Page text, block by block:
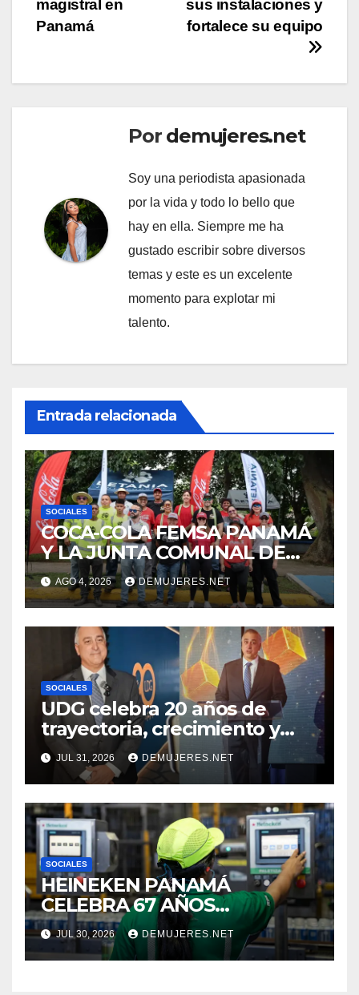
sus instalaciones y
fortalece su equipo
magistral en
Panamá
Por demujeres.net
Soy una periodista apasionada
por la vida y todo lo bello que
hay en ella. Siempre me ha
gustado escribir sobre diversos
temas y este es un excelente
momento para explotar mi
talento.
Entrada relacionada
SOCIALES
COCA-COLA FEMSA PANAMÁ
Y LA JUNTA COMUNAL DE
BETANIA IMPULSAN
JORNADA DE LIMPIEZA
PARA FORTALECER EL
CUIDADO DE LOS ESPACIOS
COMUNITARIOS
AGO 4, 2026 DEMUJERES.NET
SOCIALES
UDG celebra 20 años de
trayectoria, crecimiento y
compromiso con Panamá
JUL 31, 2026 DEMUJERES.NET
SOCIALES
HEINEKEN PANAMÁ
CELEBRA 67 AÑOS
IMPULSANDO EL
CRECIMIENTO DE LA
INDUSTRIA CERVECERA Y
JUL 30, 2026 DEMUJERES.NET